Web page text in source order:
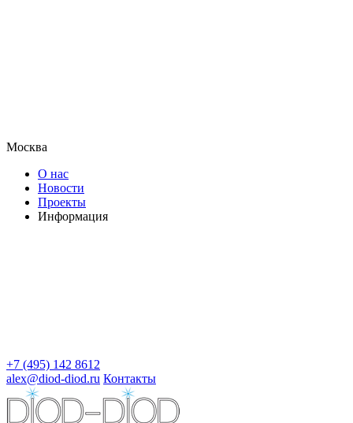
Москва
О нас
Новости
Проекты
Информация
+7 (495) 142 8612
alex@diod-diod.ru Контакты